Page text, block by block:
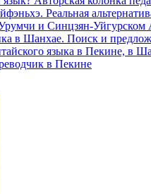
Реальная
и Синцзян-
в Шанхае. Поиск и
языка в Пекине, в
в Пекине